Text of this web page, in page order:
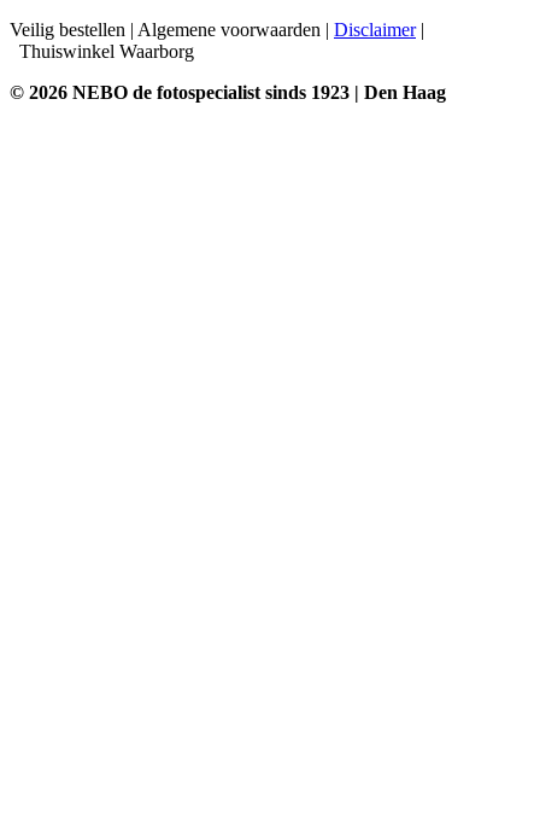
Veilig bestellen | Algemene voorwaarden | Disclaimer|
Thuiswinkel Waarborg
© 2026 NEBO de fotospecialist sinds 1923 | Den Haag